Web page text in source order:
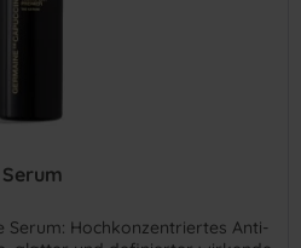
Serum: Hochkonzentriertes Anti-